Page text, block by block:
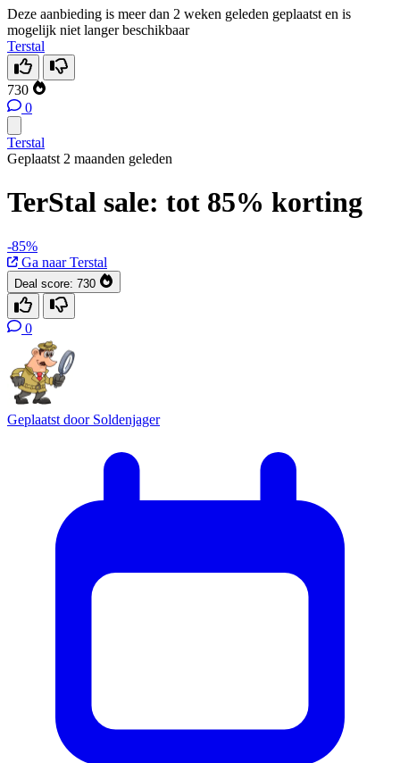
Deze aanbieding is meer dan 2 weken geleden geplaatst en is
mogelijk niet langer beschikbaar
Terstal
730
0
Terstal
Geplaatst 2 maanden geleden
TerStal sale: tot 85% korting
-85%
Ga naar Terstal
Deal score: 730
0
Geplaatst door Soldenjager